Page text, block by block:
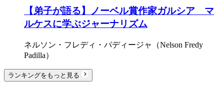
【弟子が語る】ノーベル賞作家ガルシア゠マ
ルケスに学ぶジャーナリズム
ネルソン・フレディ・パディージャ（Nelson Fredy
Padilla）
ランキングをもっと見る